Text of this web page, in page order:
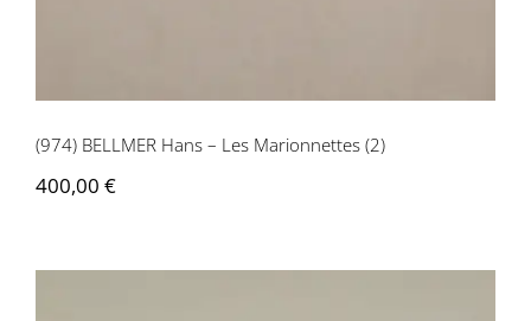
(974) BELLMER Hans – Les Marionnettes (2)
400,00 €